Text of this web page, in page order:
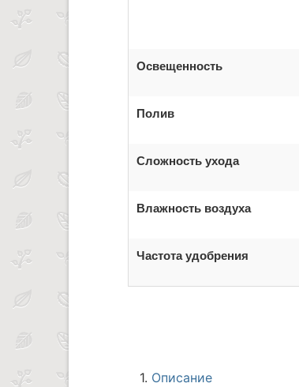
Освещенность
Полив
Сложность ухода
Влажность воздуха
Частота удобрения
1. Описание